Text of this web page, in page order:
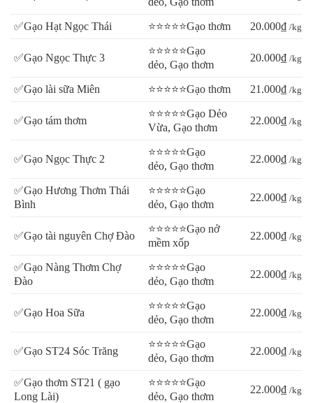
✅Gạo Hạt Ngọc Thái ⭐⭐⭐⭐⭐Gạo thơm 20.000₫ /kg
✅Gạo Ngọc Thực 3
⭐⭐⭐⭐⭐Gạo
dẻo, Gạo thơm
20.000₫ /kg
✅Gạo lài sữa Miên ⭐⭐⭐⭐⭐Gạo thơm 21.000₫ /kg
✅Gạo tám thơm
⭐⭐⭐⭐⭐Gạo Dẻo
Vừa, Gạo thơm
22.000₫ /kg
✅Gạo Ngọc Thực 2
⭐⭐⭐⭐⭐Gạo
dẻo, Gạo thơm
22.000₫ /kg
✅Gạo Hương Thơm Thái
Bình
⭐⭐⭐⭐⭐Gạo
dẻo, Gạo thơm
22.000₫ /kg
✅Gạo tài nguyên Chợ Đào
⭐⭐⭐⭐⭐Gạo nở
mềm xốp
22.000₫ /kg
✅Gạo Nàng Thơm Chợ
Đào
⭐⭐⭐⭐⭐Gạo
dẻo, Gạo thơm
22.000₫ /kg
✅Gạo Hoa Sữa
⭐⭐⭐⭐⭐Gạo
dẻo, Gạo thơm
22.000₫ /kg
✅Gạo ST24 Sóc Trăng
⭐⭐⭐⭐⭐Gạo
dẻo, Gạo thơm
22.000₫ /kg
✅Gạo thơm ST21 ( gạo
Long Lài)
⭐⭐⭐⭐⭐Gạo
dẻo, Gạo thơm
22.000₫ /kg